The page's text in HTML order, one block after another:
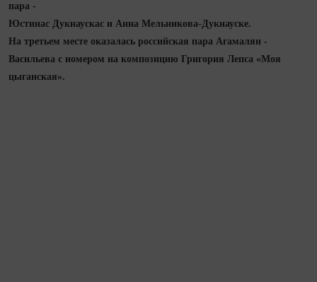
пара -
Юстинас Дукнаускас и Анна Мельникова-Дукнауске.
На третьем месте оказалась российская пара Агамалян -
Васильева с номером на композицию Григория Лепса «Моя
цыганская».